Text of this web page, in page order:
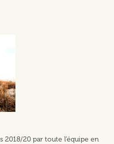
2018/20 par toute l’équipe en